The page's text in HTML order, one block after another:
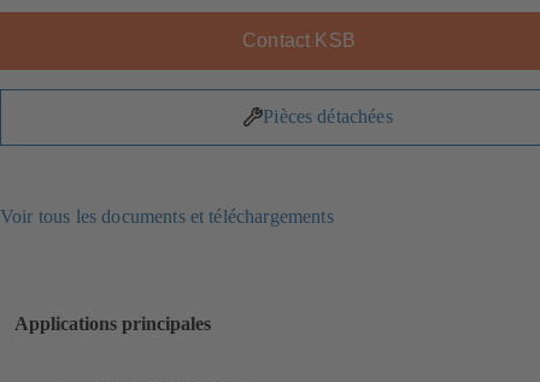
Contact KSB
Pièces détachées
Voir tous les documents et téléchargements
Applications principales